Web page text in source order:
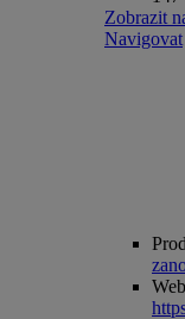
Zobrazit
Navigovat
Web